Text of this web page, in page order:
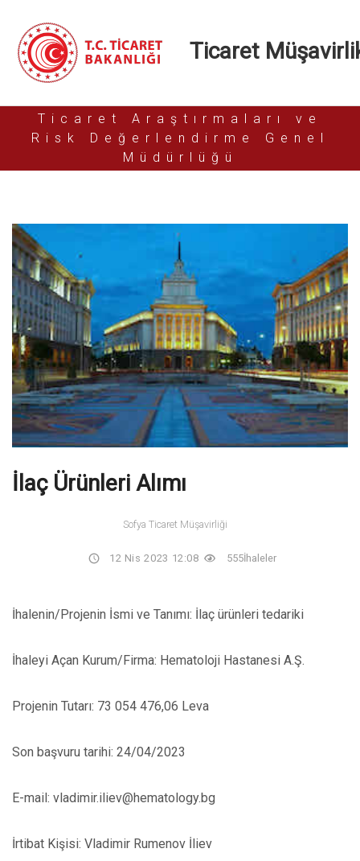
Ticaret
Ticaret Araştırmaları ve
Risk Değerlendirme Genel
Müdürlüğü
İlaç Ürünleri Alımı
Sofya Ticaret Müşavirliği
12 Nis 2023 12:08 555İhaleler
İhalenin/Projenin İsmi ve Tanımı: İlaç ürünleri tedariki
İhaleyi Açan Kurum/Firma: Hematoloji Hastanesi A.Ş.
Projenin Tutarı: 73 054 476,06 Leva
Son başvuru tarihi: 24/04/2023
E-mail: vladimir.iliev@hematology.bg
İrtibat Kişisi: Vladimir Rumenov İliev